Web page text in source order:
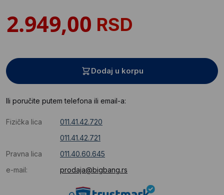
RSD
Dodaj u korpu
Ili poručite putem telefona ili email-a:
Fizička lica
011.41.42.720
011.41.42.721
Pravna lica
011.40.60.645
e-mail:
prodaja@bigbang.rs